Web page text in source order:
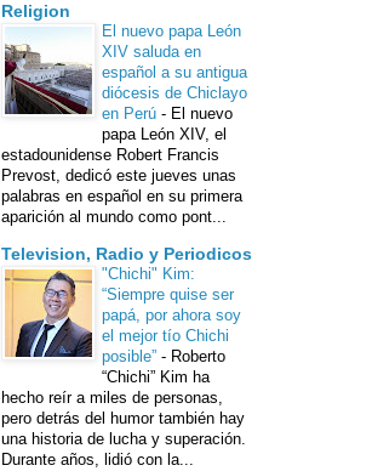
Religion
El nuevo papa León
XIV saluda en
español a su antigua
diócesis de Chiclayo
en Perú - El nuevo
papa León XIV, el
estadounidense Robert Francis
Prevost, dedicó este jueves unas
palabras en español en su primera
aparición al mundo como pont...
Television, Radio y Periodicos
"Chichi" Kim:
“Siempre quise ser
papá, por ahora soy
el mejor tío Chichi
posible” - Roberto
“Chichi” Kim ha
hecho reír a miles de personas,
pero detrás del humor también hay
una historia de lucha y superación.
Durante años, lidió con la...